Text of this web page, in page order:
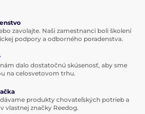
upozornenia. Obrázky majú len
v kategóriách
Zvukové Ponoriteľné
zavolajte. Naši zamestnanci boli školení
podpory a odborného poradenstva.
dalo dostatočnú skúsenosť, aby sme
na celosvetovom trhu.
produkty chovateľských potrieb a
vlastnej značky Reedog.